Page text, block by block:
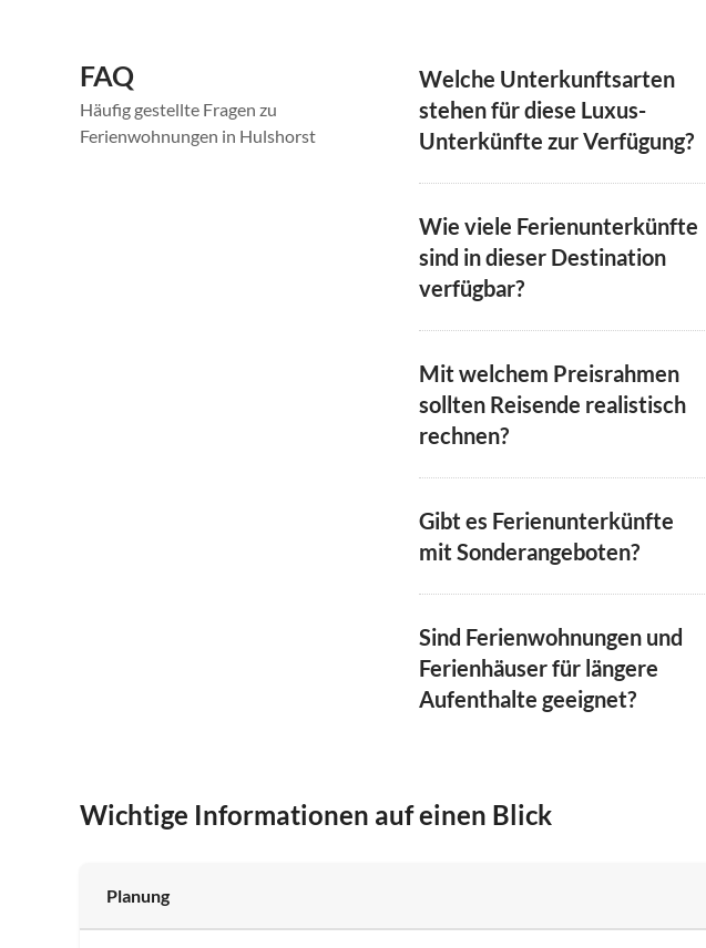
FAQ
Häufig gestellte Fragen zu
Ferienwohnungen in Hulshorst
Welche Unterkunftsarten
stehen für diese Luxus-
Unterkünfte zur Verfügung?
Wie viele Ferienunterkünfte
sind in dieser Destination
verfügbar?
Mit welchem Preisrahmen
sollten Reisende realistisch
rechnen?
Gibt es Ferienunterkünfte
mit Sonderangeboten?
Sind Ferienwohnungen und
Ferienhäuser für längere
Aufenthalte geeignet?
Wichtige Informationen auf einen Blick
Planung